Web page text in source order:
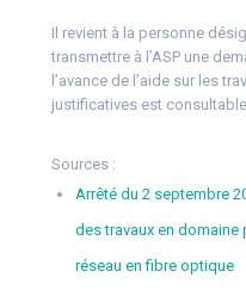
Il revient à la personne
transmettre à l’ASP une
l’avance de l’aide sur les
justificatives est consultable
Sources :
Arrêté du 2 septembre
des travaux en domaine
réseau en fibre optique